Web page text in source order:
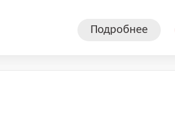
У компании более 18 000
Подробнее